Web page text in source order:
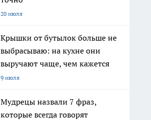
20 июля
Крышки от бутылок больше не
выбрасываю: на кухне они
выручают чаще, чем кажется
9 июля
Мудрецы назвали 7 фраз,
которые всегда говорят